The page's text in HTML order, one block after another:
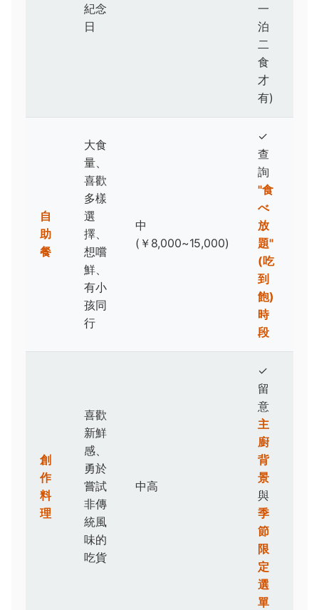
紀念
日
一
泊
二
食
才
有)
自
助
餐
大食
量、
喜歡
多樣
選
擇、
想嚐
鮮、
有小
孩同
行
中
(￥8,000~15,000)
✓
查
詢
"食
べ
放
題"
(吃
到
飽)
時
段
創
作
料
理
喜歡
新鮮
感、
勇於
嘗試
非傳
統風
味的
吃貨
中高
✓
留
意
主
廚
背
景
與
季
節
限
定
選
單